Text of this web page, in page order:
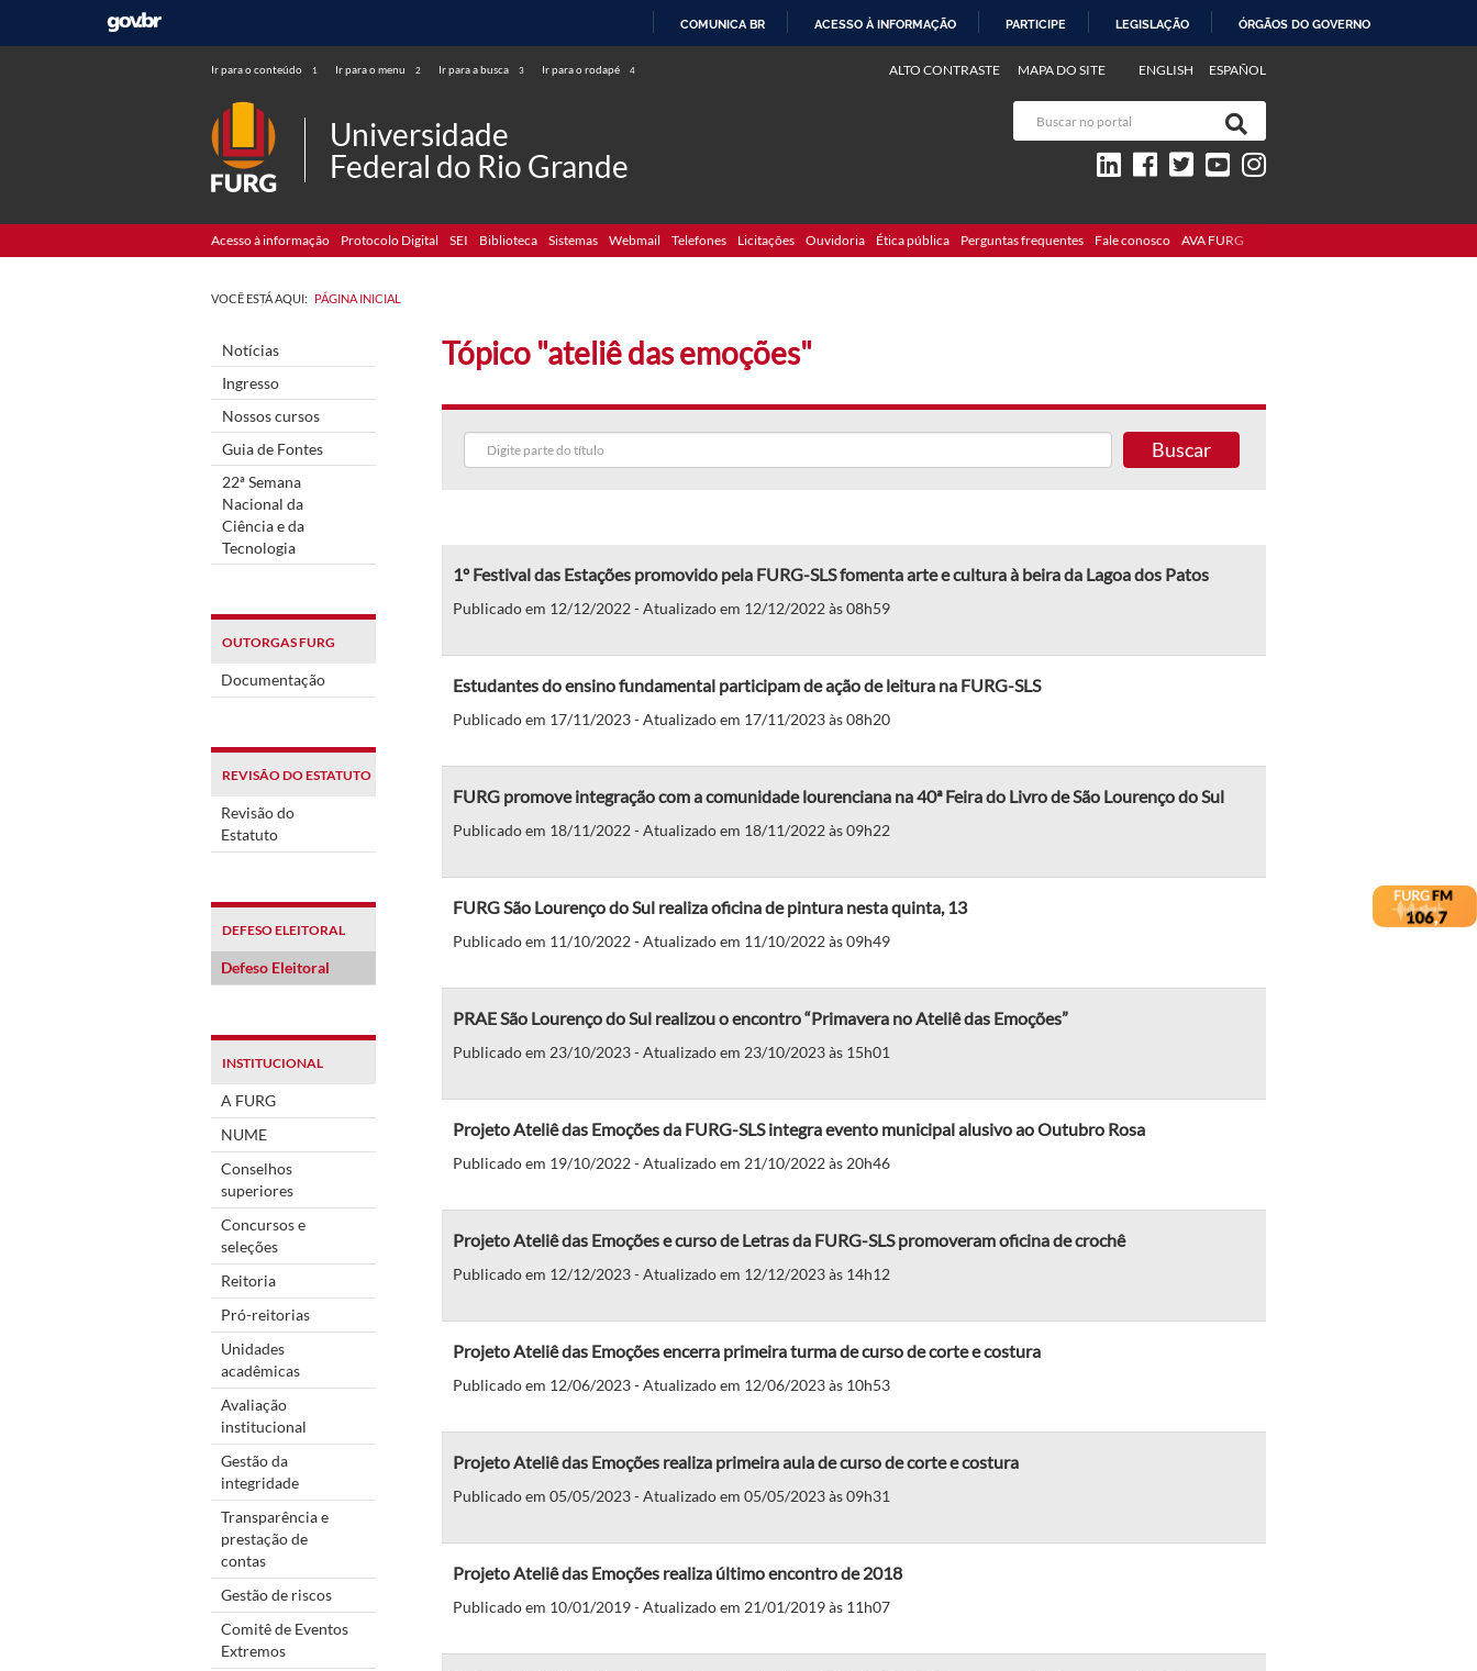
COMUNICA BR ACESSO À INFORMAÇÃO PARTICIPE LEGISLAÇÃO ÓRGÃOS DO GOVERNO
Ir para o conteúdo 1 Ir para o menu 2 Ir para a busca 3 Ir para o rodapé 4 ENGLISH ESPAÑOL
ALTO CONTRASTE MAPA DO SITE
Universidade
Federal do Rio Grande
Acesso à informação Protocolo Digital SEI Biblioteca Sistemas Webmail Telefones Licitações Ouvidoria Ética pública Perguntas frequentes Fale conosco AVA FURG
VOCÊ ESTÁ AQUI: PÁGINA INICIAL
Notícias
Ingresso
Nossos cursos
Guia de Fontes
22ª Semana
Nacional da
Ciência e da
Tecnologia
OUTORGAS FURG
Documentação
REVISÃO DO ESTATUTO
Revisão do
Estatuto
DEFESO ELEITORAL
Defeso Eleitoral
INSTITUCIONAL
A FURG
NUME
Conselhos
superiores
Concursos e
seleções
Reitoria
Pró-reitorias
Unidades
acadêmicas
Avaliação
institucional
Gestão da
integridade
Transparência e
prestação de
contas
Gestão de riscos
Comitê de Eventos
Extremos
Tópico "ateliê das emoções"
Buscar
1º Festival das Estações promovido pela FURG-SLS fomenta arte e cultura à beira da Lagoa dos Patos
Publicado em 12/12/2022 - Atualizado em 12/12/2022 às 08h59
Estudantes do ensino fundamental participam de ação de leitura na FURG-SLS
Publicado em 17/11/2023 - Atualizado em 17/11/2023 às 08h20
FURG promove integração com a comunidade lourenciana na 40ª Feira do Livro de São Lourenço do Sul
Publicado em 18/11/2022 - Atualizado em 18/11/2022 às 09h22
FURG São Lourenço do Sul realiza oficina de pintura nesta quinta, 13
Publicado em 11/10/2022 - Atualizado em 11/10/2022 às 09h49
PRAE São Lourenço do Sul realizou o encontro “Primavera no Ateliê das Emoções”
Publicado em 23/10/2023 - Atualizado em 23/10/2023 às 15h01
Projeto Ateliê das Emoções da FURG-SLS integra evento municipal alusivo ao Outubro Rosa
Publicado em 19/10/2022 - Atualizado em 21/10/2022 às 20h46
Projeto Ateliê das Emoções e curso de Letras da FURG-SLS promoveram oficina de crochê
Publicado em 12/12/2023 - Atualizado em 12/12/2023 às 14h12
Projeto Ateliê das Emoções encerra primeira turma de curso de corte e costura
Publicado em 12/06/2023 - Atualizado em 12/06/2023 às 10h53
Projeto Ateliê das Emoções realiza primeira aula de curso de corte e costura
Publicado em 05/05/2023 - Atualizado em 05/05/2023 às 09h31
Projeto Ateliê das Emoções realiza último encontro de 2018
Publicado em 10/01/2019 - Atualizado em 21/01/2019 às 11h07